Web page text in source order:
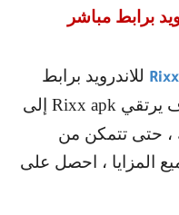
برابط مباشر
للاندرويد برابط
يرتقي Rixx apk إلى
، حتى تتمكن من
المزايا ، احصل على